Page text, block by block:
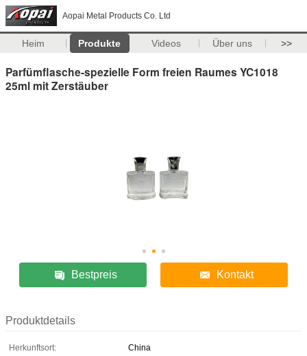
Aopai Metal Products Co. Ltd
Heim Produkte Videos Über uns >>
Parfümflasche-spezielle Form freien Raumes YC1018
25ml mit Zerstäuber
Bestpreis Kontakt
Produktdetails
Herkunftsort:
China